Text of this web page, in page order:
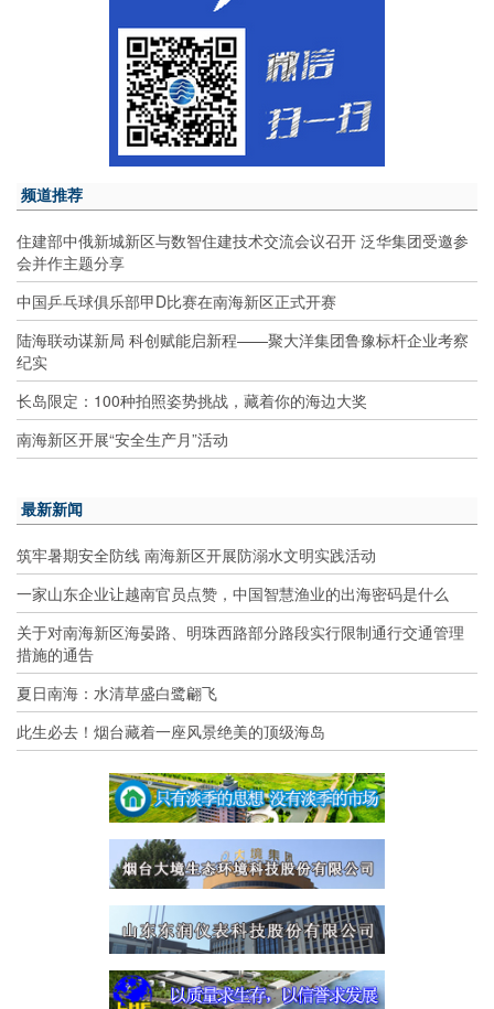
频道推荐
住建部中俄新城新区与数智住建技术交流会议召开 泛华集团受邀参
会并作主题分享
中国乒乓球俱乐部甲D比赛在南海新区正式开赛
陆海联动谋新局 科创赋能启新程——聚大洋集团鲁豫标杆企业考察
纪实
长岛限定：100种拍照姿势挑战，藏着你的海边大奖
南海新区开展“安全生产月”活动
最新新闻
筑牢暑期安全防线 南海新区开展防溺水文明实践活动
一家山东企业让越南官员点赞，中国智慧渔业的出海密码是什么
关于对南海新区海晏路、明珠西路部分路段实行限制通行交通管理
措施的通告
夏日南海：水清草盛白鹭翩飞
此生必去！烟台藏着一座风景绝美的顶级海岛